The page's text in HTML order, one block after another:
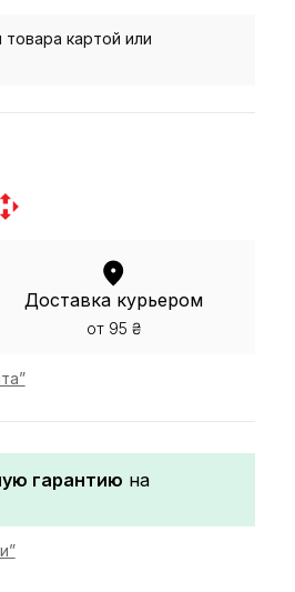
картой или
Доставка курьером
от 95 ₴
гарантию на